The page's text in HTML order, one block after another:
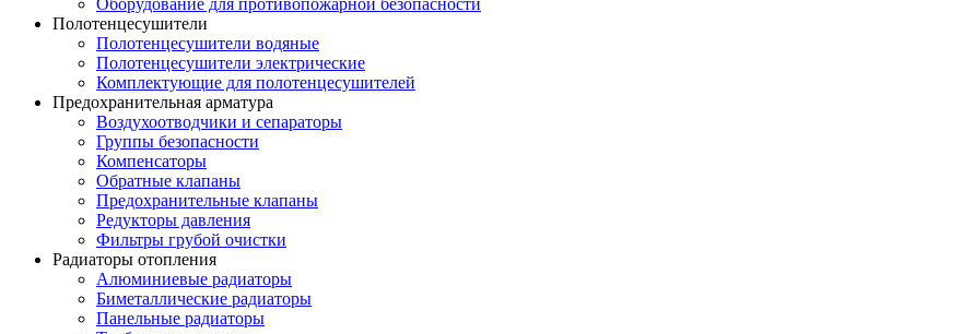
Оборудование для противопожарной безопасности
Полотенцесушители
Полотенцесушители водяные
Полотенцесушители электрические
Комплектующие для полотенцесушителей
Предохранительная арматура
Воздухоотводчики и сепараторы
Группы безопасности
Компенсаторы
Обратные клапаны
Предохранительные клапаны
Редукторы давления
Фильтры грубой очистки
Радиаторы отопления
Алюминиевые радиаторы
Биметаллические радиаторы
Панельные радиаторы